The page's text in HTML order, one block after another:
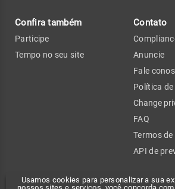
Usamos cookies para personalizar a sua
Confira também
Participe
Tempo no seu site
Contato
Anuncie
Fale
Política
Change
FAQ
Termos
API de